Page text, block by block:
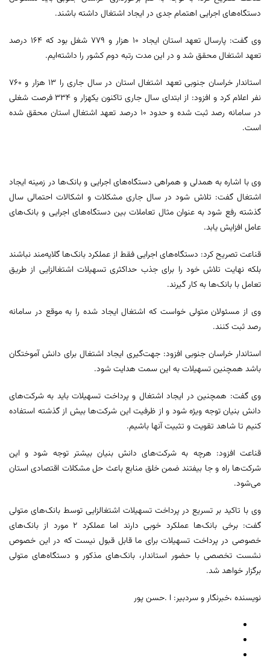
دستگاه‌های اجرایی اهتمام جدی در ایجاد اشتغال داشته باشند.
وی گفت: پارسال تعهد استان ایجاد ۱۰ هزار و ۷۷۹ شغل بود که ۱۶۴ درصد
تعهد اشتغال محقق شد و در این مدت رتبه دوم کشور را داشته‌ایم.
استاندار خراسان جنوبی تعهد اشتغال استان در سال جاری را ۱۳ هزار و ۷۶۰
نفر اعلام کرد و افزود: از ابتدای سال جاری تاکنون یکهزار و ۳۳۴ فرصت شغلی
در سامانه رصد ثبت شده و حدود ۱۰ درصد تعهد اشتغال استان محقق شده
است.
وی با اشاره به همدلی و همراهی دستگاه‌های اجرایی و بانک‌ها در زمینه ایجاد
اشتغال گفت: تلاش شود در سال جاری مشکلات و اشکالات احتمالی سال
گذشته رفع شود به عنوان مثال تعاملات بین دستگاه‌های اجرایی و بانک‌های
عامل افزایش یابد.
قناعت تصریح کرد: دستگاه‌های اجرایی فقط از عملکرد بانک‌ها گلایه‌مند نباشند
بلکه نهایت تلاش خود را برای جذب حداکثری تسهیلات اشتغالزایی از طریق
تعامل با بانک‌ها به کار گیرند.
وی از مسئولان متولی خواست که اشتغال ایجاد شده را به موقع در سامانه
رصد ثبت کنند.
استاندار خراسان جنوبی افزود: جهت‌گیری ایجاد اشتغال برای دانش آموختگان
باشد همچنین تسهیلات به این سمت هدایت شود.
وی گفت: همچنین در ایجاد اشتغال و پرداخت تسهیلات باید به شرکت‌های
دانش بنیان توجه ویژه شود و از ظرفیت این شرکت‌ها بیش از گذشته استفاده
کنیم تا شاهد تقویت و تثبیت آنها باشیم.
قناعت افزود: هرچه به شرکت‌های دانش بنیان بیشتر توجه شود و این
شرکت‌ها راه و جا بیفتند ضمن خلق منابع باعث حل مشکلات اقتصادی استان
می‌شود.
وی با تاکید بر تسریع در پرداخت تسهیلات اشتغالزایی توسط بانک‌های متولی
گفت: برخی بانک‌ها عملکرد ‌خوبی دارند اما عملکرد ۲ مورد از بانک‌های
خصوصی در پرداخت تسهیلات برای ما قابل قبول نیست که در این خصوص
نشست تخصصی با حضور استاندار، بانک‌های مذکور و دستگاه‌های متولی
برگزار خواهد شد.
نویسنده ،خبرنگار و سردبیر: ا .حسن پور